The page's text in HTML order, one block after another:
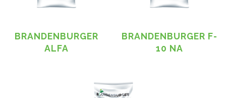
BRANDENBURGER
ALFA
BRANDENBURGER F-
10 NA